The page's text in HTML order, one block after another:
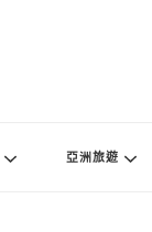
亞洲旅遊